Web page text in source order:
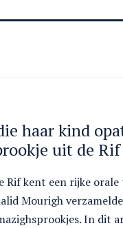
haar kind
uit de Rif
Rif kent een rijke
Mourigh
In dit